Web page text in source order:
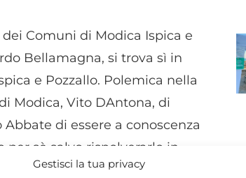
Gestisci la tua privacy
Comuni di Modica Ispica e
Bellamagna, si trova sì in
e Pozzallo. Polemica nella
Modica, Vito DAntona, di
di essere a conoscenza
sè salvo rispolverarlo in
del sindaco di Giarratana